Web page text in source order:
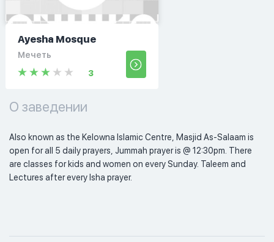
Ayesha Mosque
Мечеть
3
О заведении
Also known as the Kelowna Islamic Centre, Masjid As-Salaam is
open for all 5 daily prayers, Jummah prayer is @ 12:30pm. There
are classes for kids and women on every Sunday. Taleem and
Lectures after every Isha prayer.